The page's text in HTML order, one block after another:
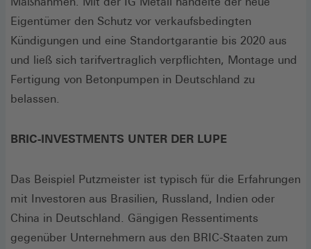
Eigentümer den Schutz vor verkaufsbedingten
Kündigungen und eine Standortgarantie bis 2020 aus
und ließ sich tarifvertraglich verpflichten, Montage und
Fertigung von Betonpumpen in Deutschland zu
belassen.
BRIC-INVESTMENTS UNTER DER LUPE
Das Beispiel Putzmeister ist typisch für die Erfahrungen
mit Investoren aus Brasilien, Russland, Indien oder
China in Deutschland. Gängigen Ressentiments
gegenüber Unternehmern aus den BRIC-Staaten zum